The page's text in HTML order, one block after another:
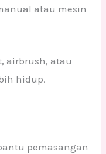
atau mesin
airbrush, atau
hidup.
pemasangan